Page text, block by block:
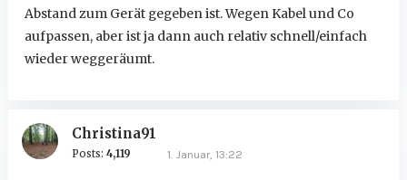
Abstand zum Gerät gegeben ist. Wegen Kabel und Co
aufpassen, aber ist ja dann auch relativ schnell/einfach
wieder weggeräumt.
Christina91
Posts: 4,119 1. Januar, 13:22